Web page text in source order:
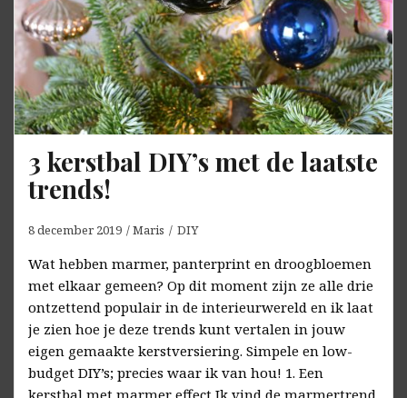
3 kerstbal DIY’s met de laatste
trends!
8 december 2019 Maris DIY
Wat hebben marmer, panterprint en droogbloemen
met elkaar gemeen? Op dit moment zijn ze alle drie
ontzettend populair in de interieurwereld en ik laat
je zien hoe je deze trends kunt vertalen in jouw
eigen gemaakte kerstversiering. Simpele en low-
budget DIY’s; precies waar ik van hou! 1. Een